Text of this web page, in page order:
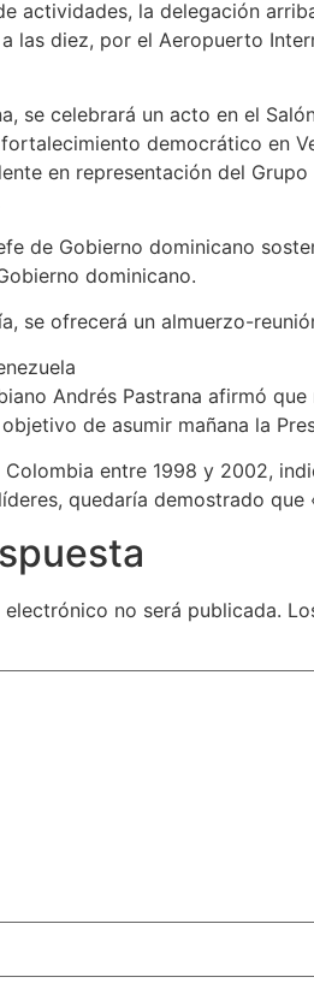
actividades, la delegación
las diez, por el Aeropuerto
se celebrará un acto en el
democrático en
en representación del
de Gobierno dominicano
dominicano.
se ofrecerá un almuerzo-
Andrés Pastrana afirmó
de asumir mañana la
Colombia entre 1998 y 2002,
quedaría demostrado que
no será publicada.